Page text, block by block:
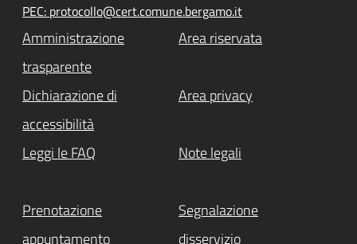
PEC: protocollo@cert.comune.bergamo.it
Amministrazione
trasparente
Area riservata
Dichiarazione di
accessibilità
Area privacy
Leggi le FAQ Note legali
Prenotazione
appuntamento
Segnalazione
disservizio